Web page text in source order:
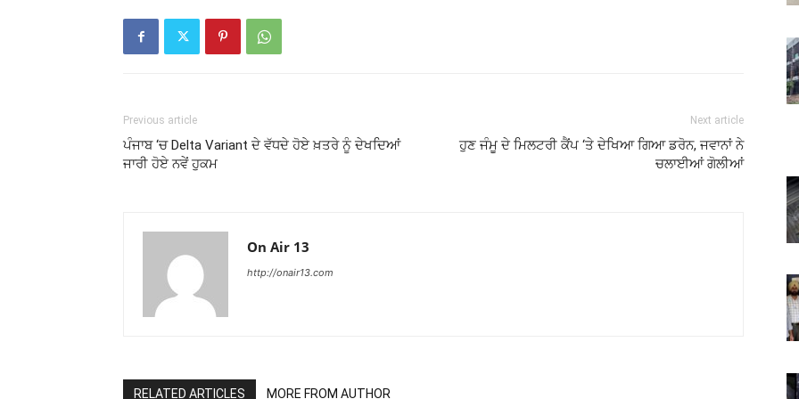
Previous article
ਪੰਜਾਬ ‘ਚ Delta Variant ਦੇ ਵੱਧਦੇ ਹੋਏ ਖ਼ਤਰੇ ਨੂੰ ਦੇਖਦਿਆਂ
ਜਾਰੀ ਹੋਏ ਨਵੇਂ ਹੁਕਮ
Next article
ਹੁਣ ਜੰਮੂ ਦੇ ਮਿਲਟਰੀ ਕੈਂਪ ‘ਤੇ ਦੇਖਿਆ ਗਿਆ ਡਰੋਨ, ਜਵਾਨਾਂ ਨੇ
ਚਲਾਈਆਂ ਗੋਲੀਆਂ
On Air 13
http://onair13.com
RELATED ARTICLES MORE FROM AUTHOR